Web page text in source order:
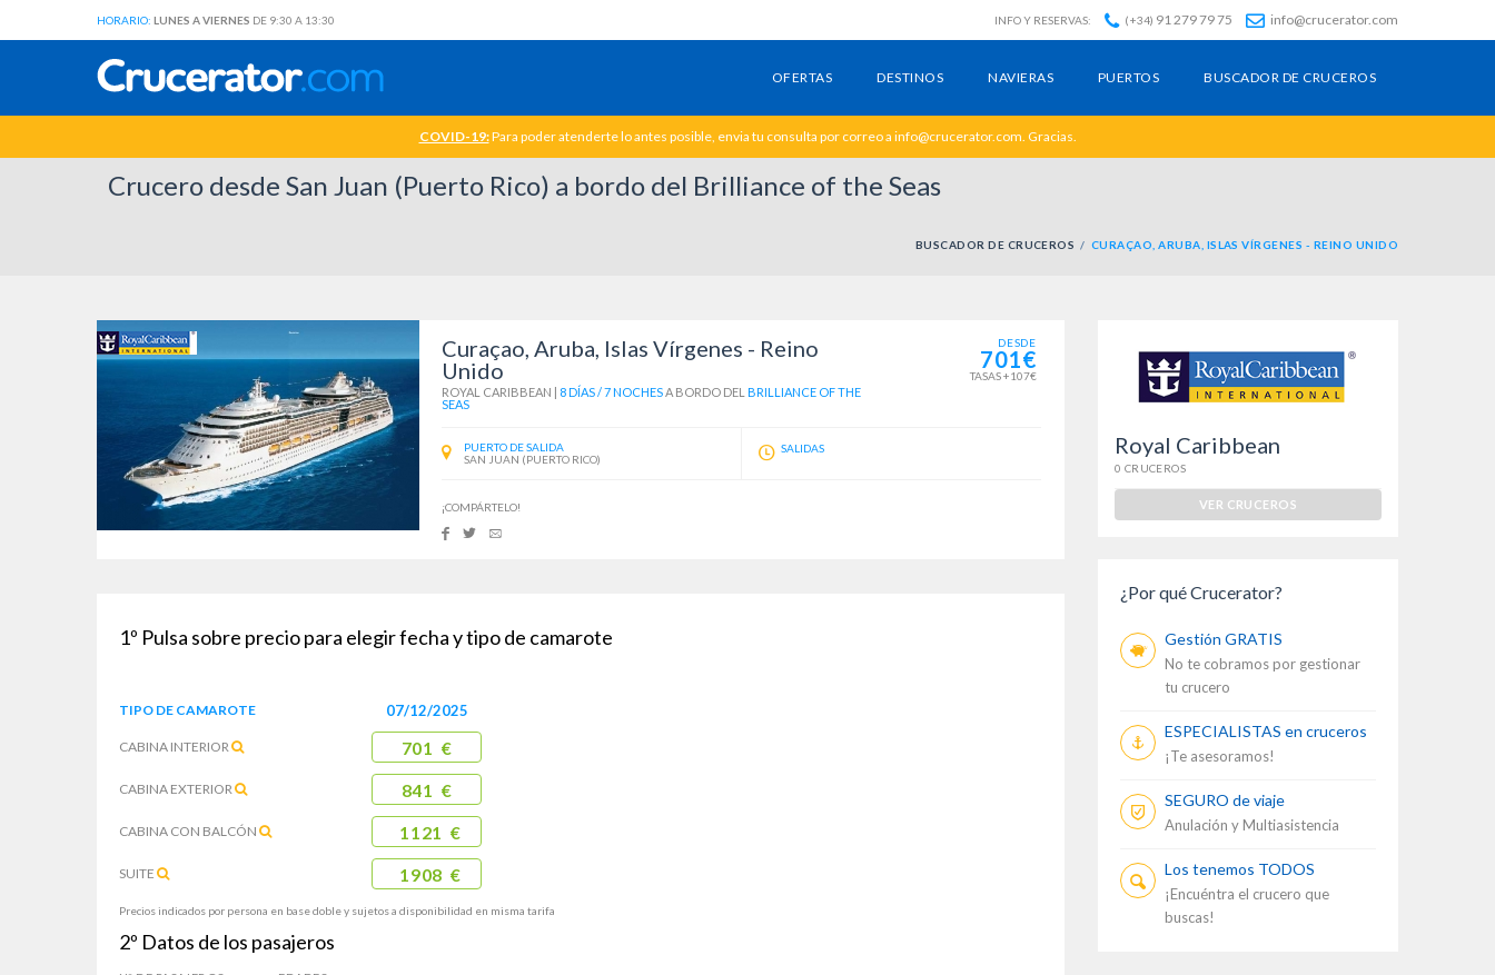
HORARIO: LUNES A VIERNES DE 9:30 A 13:30 INFO Y RESERVAS: (+34) 91 279 79 75 info@crucerator.com
OFERTAS DESTINOS NAVIERAS PUERTOS BUSCADOR DE CRUCEROS
COVID-19:Para poder atenderte lo antes posible, envia tu consulta por correo a info@crucerator.com. Gracias.
Crucero desde San Juan (Puerto Rico) a bordo del Brilliance of the Seas
BUSCADOR DE CRUCEROS CURAÇAO, ARUBA, ISLAS VÍRGENES - REINO UNIDO
Curaçao, Aruba, Islas Vírgenes - Reino
Unido
ROYAL CARIBBEAN | 8 DÍAS / 7 NOCHESA BORDO DEL BRILLIANCE OF THE
SEAS
DESDE
701€
TASAS +107€
PUERTO DE SALIDA
SAN JUAN (PUERTO RICO)
SALIDAS
¡COMPÁRTELO!
1º Pulsa sobre precio para elegir fecha y tipo de camarote
TIPO DE CAMAROTE
CABINA INTERIOR
CABINA EXTERIOR
CABINA CON BALCÓN
SUITE
07/12/2025
701 €
841 €
1121 €
1908 €
Precios indicados por persona en base doble y sujetos a disponibilidad en misma tarifa
2º Datos de los pasajeros
Royal Caribbean
0 CRUCEROS
VER CRUCEROS
¿Por qué Crucerator?
Gestión GRATIS
No te cobramos por gestionar
tu crucero
ESPECIALISTAS en cruceros
¡Te asesoramos!
SEGURO de viaje
Anulación y Multiasistencia
Los tenemos TODOS
¡Encuéntra el crucero que
buscas!